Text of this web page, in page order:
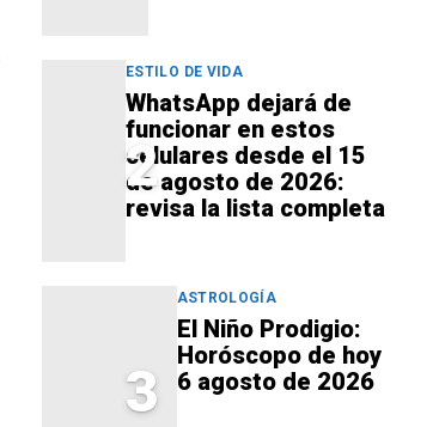
2
ESTILO DE VIDA
WhatsApp dejará de
funcionar en estos
celulares desde el 15
de agosto de 2026:
revisa la lista completa
3
ASTROLOGÍA
El Niño Prodigio:
Horóscopo de hoy
6 agosto de 2026